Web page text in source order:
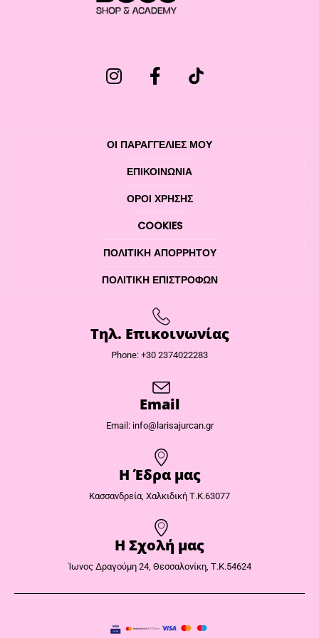
ΟΙ ΠΑΡΑΓΓΕΛΙΕΣ ΜΟΥ
ΕΠΙΚΟΙΝΩΝΊΑ
ΌΡΟΙ ΧΡΉΣΗΣ
COOKIES
ΠΟΛΙΤΙΚΉ ΑΠΟΡΡΉΤΟΥ
ΠΟΛΙΤΙΚΉ ΕΠΙΣΤΡΟΦΏΝ
Τηλ. Επικοινωνίας
Phone: +30 2374022283
Email
Email: info@larisajurcan.gr
Η Έδρα μας​
Κασσανδρεία, Χαλκιδική Τ.Κ.63077
Η Σχολή μας
Ίωνος Δραγούμη 24, Θεσσαλονίκη, Τ.Κ.54624